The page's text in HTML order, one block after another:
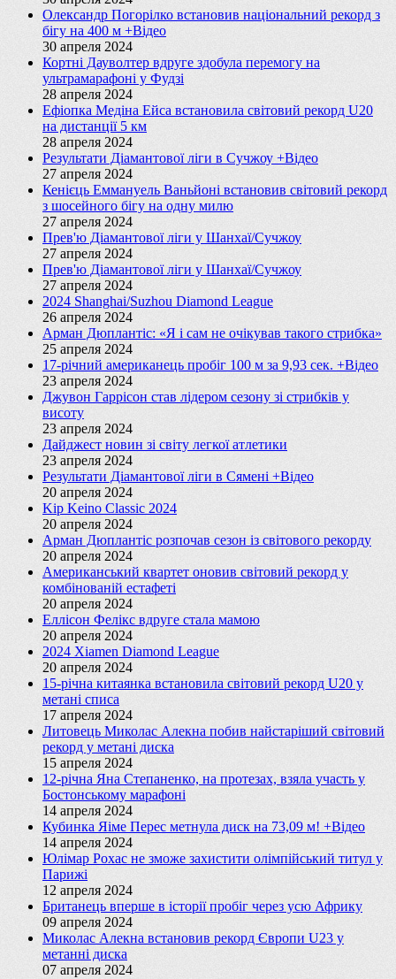
Олександр Погорілко встановив національний рекорд з
бігу на 400 м +Відео
30 апреля 2024
Кортні Дауволтер вдруге здобула перемогу на
ультрамарафоні у Фудзі
28 апреля 2024
Ефіопка Медіна Ейса встановила світовий рекорд U20
на дистанції 5 км
28 апреля 2024
Результати Діамантової ліги в Сучжоу +Відео
27 апреля 2024
Кенієць Еммануель Ваньйоні встановив світовий рекорд
з шосейного бігу на одну милю
27 апреля 2024
Прев'ю Діамантової ліги у Шанхаї/Сучжоу
27 апреля 2024
Прев'ю Діамантової ліги у Шанхаї/Сучжоу
27 апреля 2024
2024 Shanghai/Suzhou Diamond League
26 апреля 2024
Арман Дюплантіс: «Я і сам не очікував такого стрибка»
25 апреля 2024
17-річний американець пробіг 100 м за 9,93 сек. +Відео
23 апреля 2024
Джувон Гаррісон став лідером сезону зі стрибків у
висоту
23 апреля 2024
Дайджест новин зі світу легкої атлетики
23 апреля 2024
Результати Діамантової ліги в Сямені +Відео
20 апреля 2024
Kip Keino Classic 2024
20 апреля 2024
Арман Дюплантіс розпочав сезон із світового рекорду
20 апреля 2024
Американський квартет оновив світовий рекорд у
комбінованій естафеті
20 апреля 2024
Еллісон Фелікс вдруге стала мамою
20 апреля 2024
2024 Xiamen Diamond League
20 апреля 2024
15-річна китаянка встановила світовий рекорд U20 у
метані списа
17 апреля 2024
Литовець Миколас Алекна побив найстаріший світовий
рекорд у метані диска
15 апреля 2024
12-річна Яна Степаненко, на протезах, взяла участь у
Бостонському марафоні
14 апреля 2024
Кубинка Яіме Перес метнула диск на 73,09 м! +Відео
14 апреля 2024
Юлімар Рохас не зможе захистити олімпійський титул у
Парижі
12 апреля 2024
Британець вперше в історії пробіг через усю Африку
09 апреля 2024
Миколас Алекна встановив рекорд Європи U23 у
метанні диска
07 апреля 2024